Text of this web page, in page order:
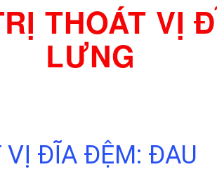
THOÁT VỊ
LƯNG
VỊ ĐĨA ĐỆM: ĐAU